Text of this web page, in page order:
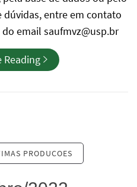
dúvidas, entre em contato
email saufmvz@usp.br
Reading
PRODUCOES